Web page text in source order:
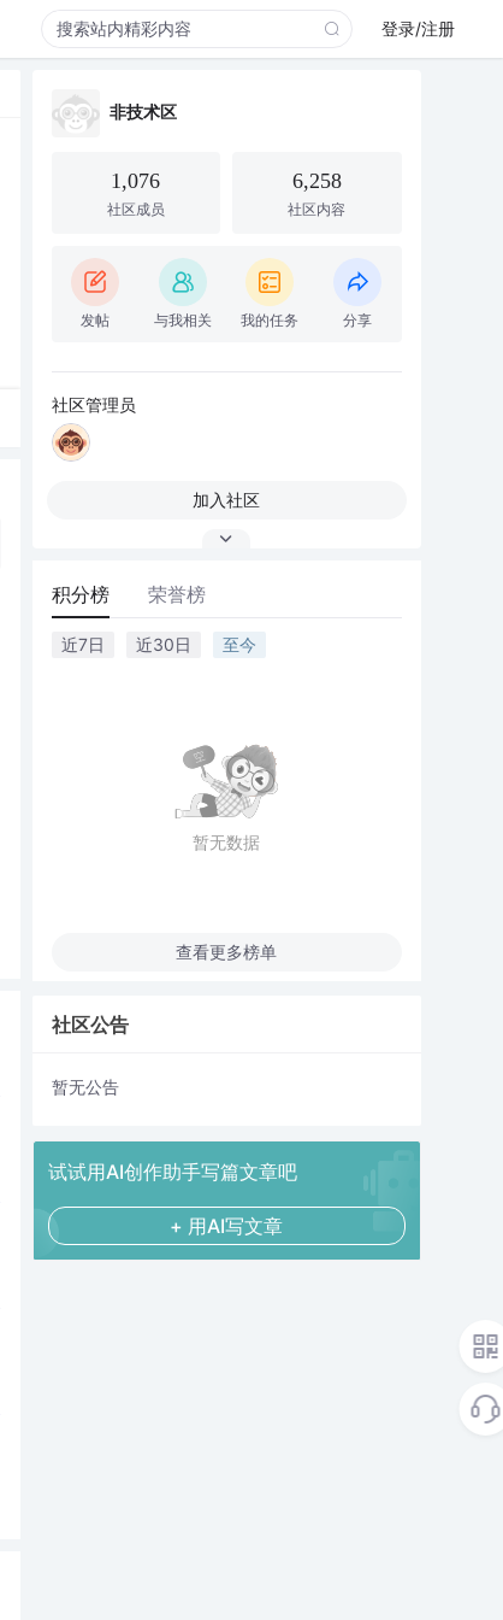
登录/注册
非技术区
1,076
社区成员
6,258
社区内容
发帖 与我相关 我的任务 分享
社区管理员
加入社区
积分榜 荣誉榜
近7日 近30日 至今
暂无数据
查看更多榜单
社区公告
暂无公告
试试用AI创作助手写篇文章吧
+ 用AI写文章